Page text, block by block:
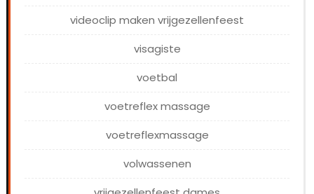
videoclip maken vrijgezellenfeest
visagiste
voetbal
voetreflex massage
voetreflexmassage
volwassenen